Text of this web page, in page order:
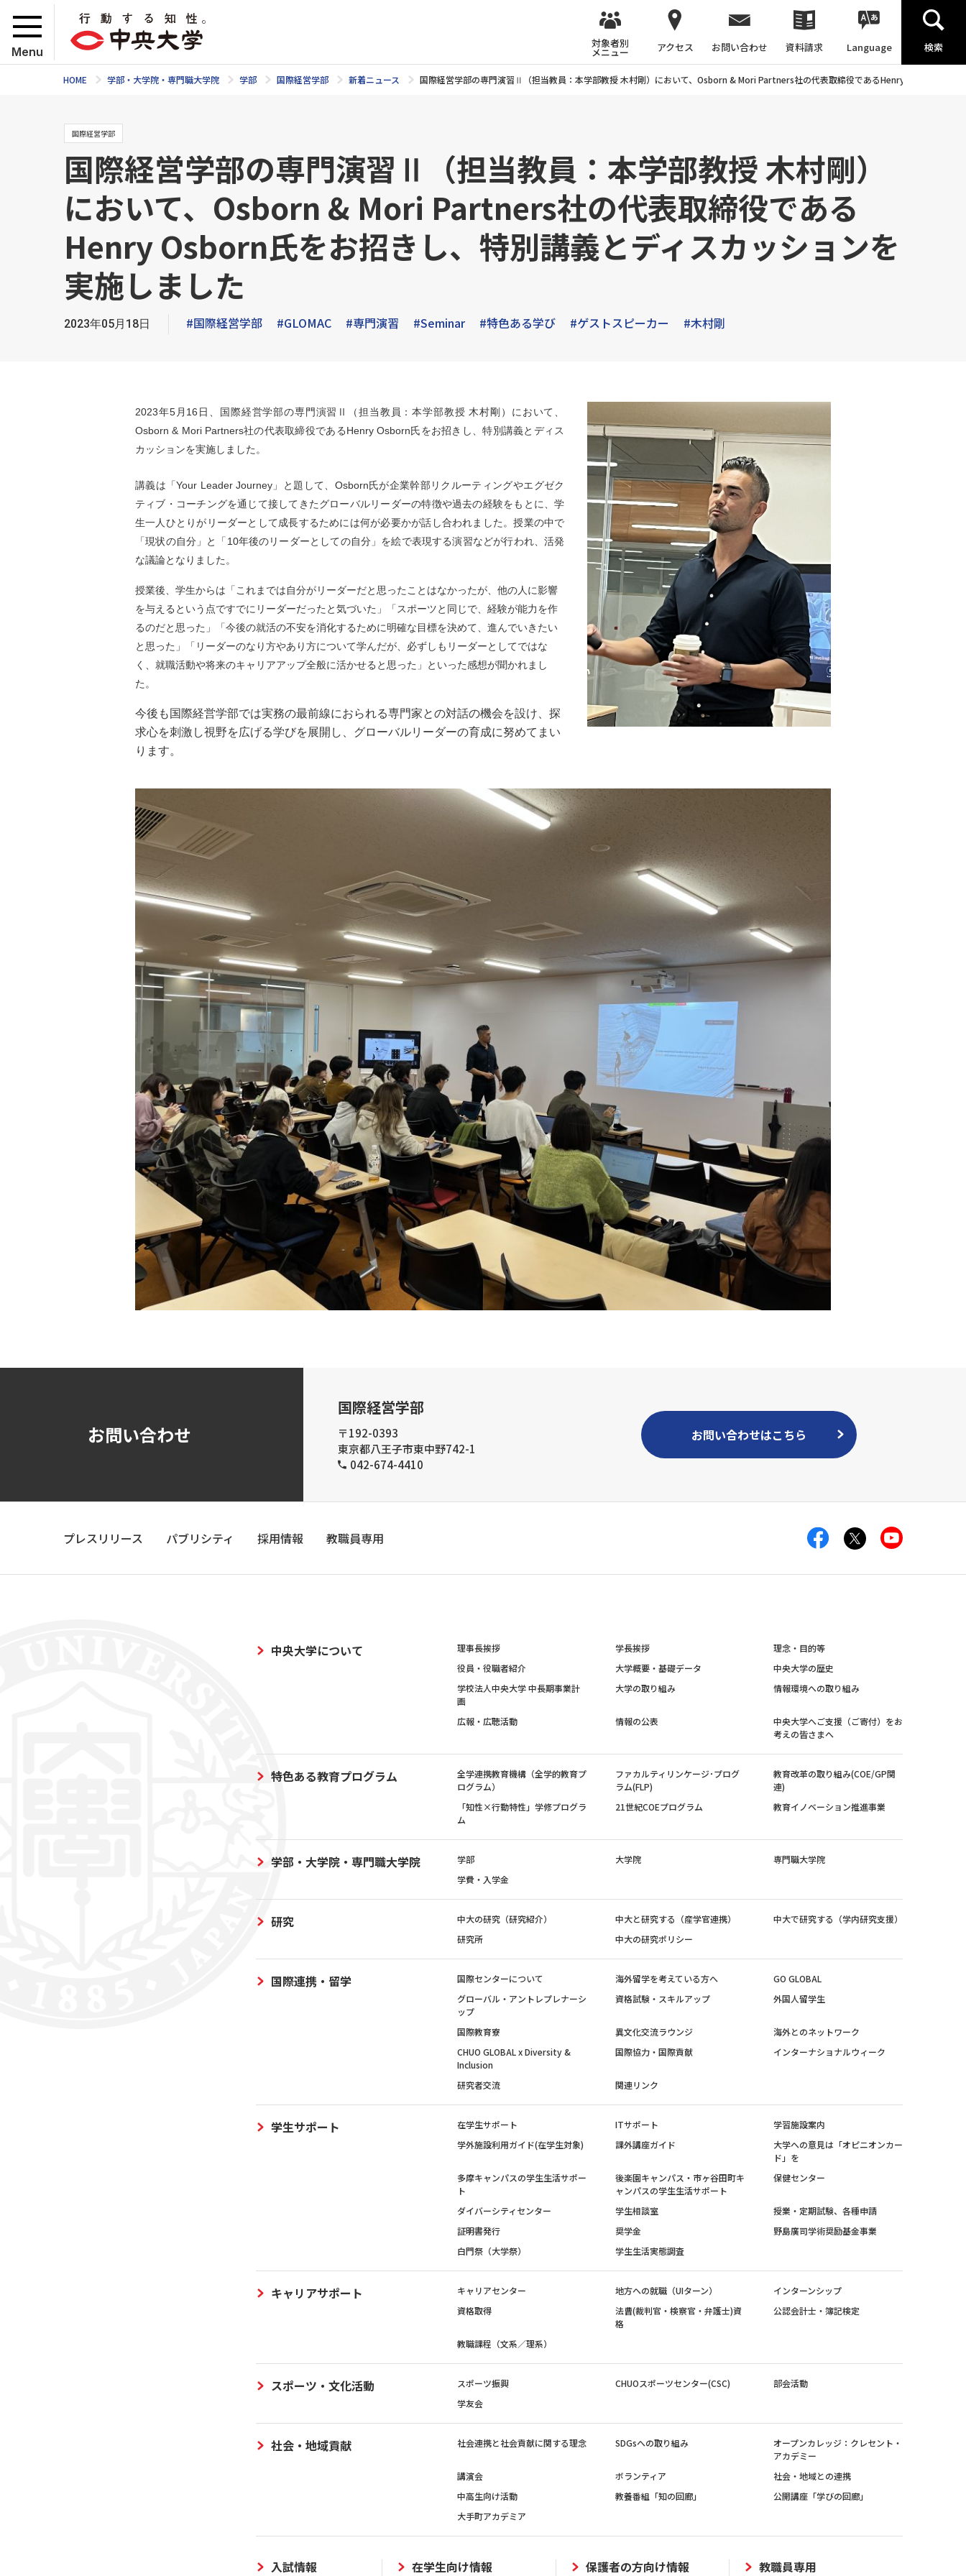
Menu
対象者別
メニュー アクセス お問い合わせ 資料請求 Language 検索
HOME 学部・大学院・専門職大学院 学部 国際経営学部 新着ニュース 国際経営学部の専門演習Ⅱ（担当教員：本学部教授 木村剛）において、Osborn & Mori Partners社の代表取締役であるHenry Osborn氏を
国際経営学部
国際経営学部の専門演習Ⅱ（担当教員：本学部教授 木村剛）
において、Osborn & Mori Partners社の代表取締役である
Henry Osborn氏をお招きし、特別講義とディスカッションを
実施しました
2023年05月18日 #国際経営学部 #GLOMAC #専門演習 #Seminar #特色ある学び #ゲストスピーカー #木村剛
2023年5月16日、国際経営学部の専門演習Ⅱ（担当教員：本学部教授 木村剛）において、
Osborn & Mori Partners社の代表取締役であるHenry Osborn氏をお招きし、特別講義とディス
カッションを実施しました。
講義は「Your Leader Journey」と題して、Osborn氏が企業幹部リクルーティングやエグゼク
ティブ・コーチングを通じて接してきたグローバルリーダーの特徴や過去の経験をもとに、学
生一人ひとりがリーダーとして成長するためには何が必要かが話し合われました。授業の中で
「現状の自分」と「10年後のリーダーとしての自分」を絵で表現する演習などが行われ、活発
な議論となりました。
授業後、学生からは「これまでは自分がリーダーだと思ったことはなかったが、他の人に影響
を与えるという点ですでにリーダーだったと気づいた」「スポーツと同じで、経験が能力を作
るのだと思った」「今後の就活の不安を消化するために明確な目標を決めて、進んでいきたい
と思った」「リーダーのなり方やあり方について学んだが、必ずしもリーダーとしてではな
く、就職活動や将来のキャリアアップ全般に活かせると思った」
といった感想が聞かれまし
た。
今後も国際経営学部では実務の最前線におられる専門家との対話の機会を設け、探
求心を刺激し視野を広げる学びを展開し、グローバルリーダーの育成に努めてまい
ります。
お問い合わせ
国際経営学部
〒192-0393
東京都八王子市東中野742-1
042-674-4410
お問い合わせはこちら
プレスリリース パブリシティ 採用情報 教職員専用
中央大学について 理事長挨拶 学長挨拶
理念・目的等
役員・役職者紹介
大学概要・基礎データ
中央大学の歴史
学校法人中央大学 中長期事業計
画
大学の取り組み 情報環境への取り組み
広報・広聴活動 情報の公表
中央大学へご支援（ご寄付）をお
考えの皆さまへ
特色ある教育プログラム
全学連携教育機構（全学的教育プ
ログラム）
ファカルティリンケージ･プログ
ラム(FLP)
教育改革の取り組み(COE/GP関
連)
「知性×行動特性」学修プログラ
ム
21世紀COEプログラム 教育イノベーション推進事業
学部・大学院・専門職大学院 学部 大学院
専門職大学院
学費・入学金
研究 中大の研究（研究紹介） 中大と研究する（産学官連携）
中大で研究する（学内研究支援）
研究所
中大の研究ポリシー
国際連携・留学 国際センターについて 海外留学を考えている方へ
GO GLOBAL
グローバル・アントレプレナーシ
ップ
資格試験・スキルアップ 外国人留学生
国際教育寮 異文化交流ラウンジ
海外とのネットワーク
CHUO GLOBAL x Diversity &
Inclusion
国際協力・国際貢献 インターナショナルウィーク
研究者交流 関連リンク
学生サポート 在学生サポート ITサポート
学習施設案内
学外施設利用ガイド(在学生対象)
課外講座ガイド
大学への意見は「オピニオンカー
ド」を
多摩キャンパスの学生生活サポー
ト
後楽園キャンパス・市ヶ谷田町キ
ャンパスの学生生活サポート
保健センター
ダイバーシティセンター 学生相談室
授業・定期試験、各種申請
証明書発行
奨学金
野島廣司学術奨励基金事業
白門祭（大学祭）
学生生活実態調査
キャリアサポート キャリアセンター 地方への就職（UIターン）
インターンシップ
資格取得
法曹(裁判官・検察官・弁護士)資
格
公認会計士・簿記検定
教職課程（文系／理系）
スポーツ・文化活動 スポーツ振興 CHUOスポーツセンター(CSC)
部会活動
学友会
社会・地域貢献 社会連携と社会貢献に関する理念 SDGsへの取り組み
オープンカレッジ：クレセント・
アカデミー
講演会
ボランティア
社会・地域との連携
中高生向け活動
教養番組「知の回廊」
公開講座「学びの回廊」
大手町アカデミア
入試情報 在学生向け情報 保護者の方向け情報 教職員専用